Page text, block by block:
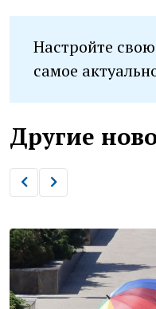
Настройте
самое
Другие